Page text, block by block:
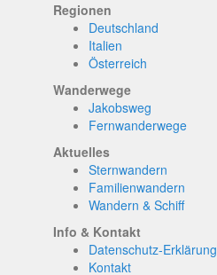
Regionen
Deutschland
Italien
Österreich
Wanderwege
Jakobsweg
Fernwanderwege
Aktuelles
Sternwandern
Familienwandern
Wandern & Schiff
Info & Kontakt
Datenschutz-Erklärung
Kontakt